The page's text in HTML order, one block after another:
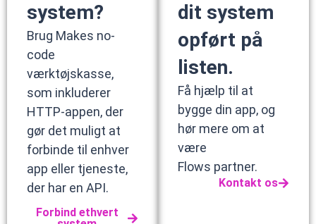
system?
Brug Makes no-
code
værktøjskasse,
som inkluderer
HTTP-appen, der
gør det muligt at
forbinde til enhver
app eller tjeneste,
der har en API.
Forbind ethvert
dit system
opført på
listen.
Få hjælp til at
bygge din app, og
hør mere om at
være
Flows partner.
Kontakt os